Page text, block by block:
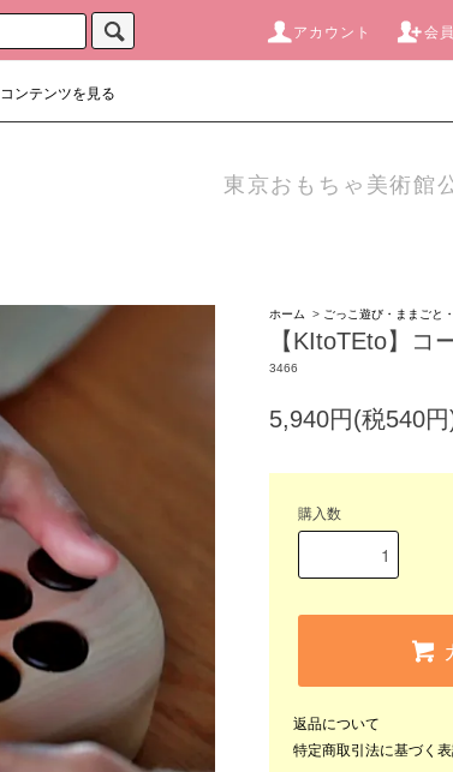
アカウント 会
コンテンツを見る
東京おもちゃ美術館
ホーム > ごっこ遊び・ままごと
【KItoTEto】
3466
5,940円(税540円
購入数
返品について
特定商取引法に基づく